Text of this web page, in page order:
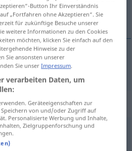
für "reichhaltig"
Button Ihr Einverständnis
„Fortfahren ohne Akzeptieren“. Sie
für zukünftige Besuche unserer
weitere Informationen zu den Cookies
möchten, klicken Sie einfach auf den
Hinweise zu der
Sie ansonsten unserer
Sie unserImpressum.
verarbeiten Daten, um
Geräteeigenschaften zur
von und/oder Zugriff auf
Personalisierte Werbung und Inhalte,
Zielgruppenforschung und